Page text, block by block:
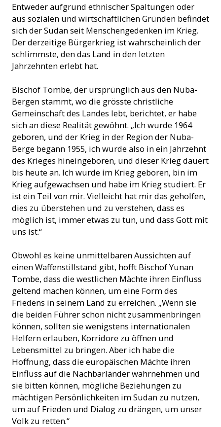
Entweder aufgrund ethnischer Spaltungen oder
aus sozialen und wirtschaftlichen Gründen befindet
sich der Sudan seit Menschengedenken im Krieg.
Der derzeitige Bürgerkrieg ist wahrscheinlich der
schlimmste, den das Land in den letzten
Jahrzehnten erlebt hat.
Bischof Tombe, der ursprünglich aus den Nuba-
Bergen stammt, wo die grösste christliche
Gemeinschaft des Landes lebt, berichtet, er habe
sich an diese Realität gewöhnt. „Ich wurde 1964
geboren, und der Krieg in der Region der Nuba-
Berge begann 1955, ich wurde also in ein Jahrzehnt
des Krieges hineingeboren, und dieser Krieg dauert
bis heute an. Ich wurde im Krieg geboren, bin im
Krieg aufgewachsen und habe im Krieg studiert. Er
ist ein Teil von mir. Vielleicht hat mir das geholfen,
dies zu überstehen und zu verstehen, dass es
möglich ist, immer etwas zu tun, und dass Gott mit
uns ist.“
Obwohl es keine unmittelbaren Aussichten auf
einen Waffenstillstand gibt, hofft Bischof Yunan
Tombe, dass die westlichen Mächte ihren Einfluss
geltend machen können, um eine Form des
Friedens in seinem Land zu erreichen. „Wenn sie
die beiden Führer schon nicht zusammenbringen
können, sollten sie wenigstens internationalen
Helfern erlauben, Korridore zu öffnen und
Lebensmittel zu bringen. Aber ich habe die
Hoffnung, dass die europäischen Mächte ihren
Einfluss auf die Nachbarländer wahrnehmen und
sie bitten können, mögliche Beziehungen zu
mächtigen Persönlichkeiten im Sudan zu nutzen,
um auf Frieden und Dialog zu drängen, um unser
Volk zu retten.“